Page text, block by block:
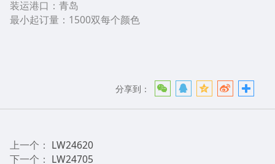
装运港口：青岛
最小起订量：1500双每个颜色
分享到：
上一个： LW24620
下一个： LW24705